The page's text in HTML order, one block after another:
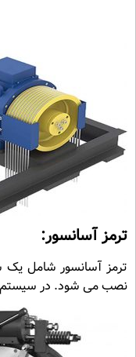
ترمز آسانسور:
ترمز آسانسور شامل
نصب می شود. در سیستم